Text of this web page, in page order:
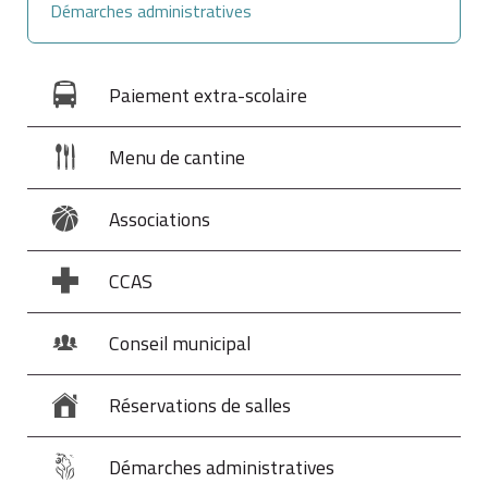
Démarches administratives
Paiement extra-scolaire
Menu de cantine
Associations
CCAS
Conseil municipal
Réservations de salles
Démarches administratives